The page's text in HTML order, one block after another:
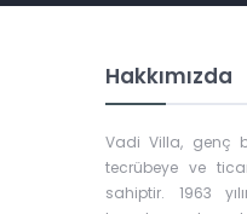
Hakkımızda
Vadi Villa, genç
tecrübeye ve
sahiptir. 1963